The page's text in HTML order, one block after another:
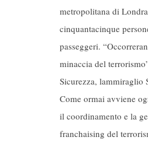
metropolitana di
cinquantacinque
passeggeri.
minaccia del
Sicurezza, lammiraglio
Come ormai avviene
il coordinamento e la
franchaising del